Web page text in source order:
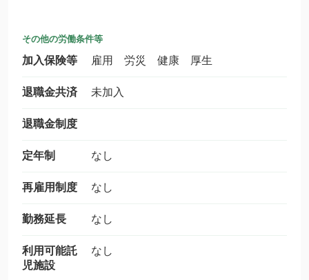
その他の労働条件等
加入保険等 雇用 労災 健康 厚生
退職金共済 未加入
退職金制度
定年制 なし
再雇用制度 なし
勤務延長 なし
利用可能託
児施設
なし